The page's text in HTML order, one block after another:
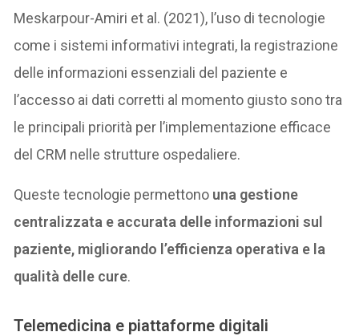
Meskarpour-Amiri et al. (2021), l’uso di tecnologie
come i sistemi informativi integrati, la registrazione
delle informazioni essenziali del paziente e
l’accesso ai dati corretti al momento giusto sono tra
le principali priorità per l’implementazione efficace
del CRM nelle strutture ospedaliere.
Queste tecnologie permettono una gestione
centralizzata e accurata delle informazioni sul
paziente, migliorando l’efficienza operativa e la
qualità delle cure.
Telemedicina e piattaforme digitali